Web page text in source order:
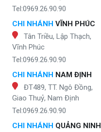
Tel:0969.26.90.90
CHI NHÁNH VĨNH PHÚC
Tân Triều, Lập Thạch,
Vĩnh Phúc
Tel:0969.26.90.90
CHI NHÁNH NAM ĐỊNH
ĐT489, TT. Ngô Đồng,
Giao Thuỷ, Nam Định
Tel:0969.26.90.90
CHI NHÁNH QUẢNG NINH